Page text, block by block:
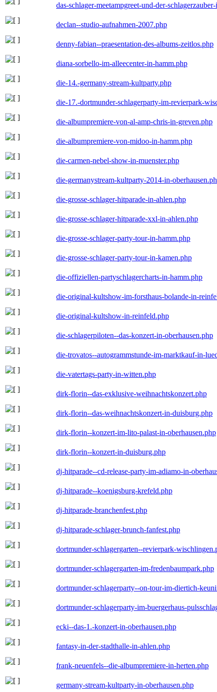
das-schlager-meetampgreet-und-der-
declan--studio-aufnahmen-2007.php
denny-fabian--praesentation-des-albums-zeitlos.php
diana-sorbello-im-alleecenter-in-hamm.php
die-14.-germany-stream-kultparty.php
die-17.-dortmunder-schlagerparty-im-revierpark-
die-albumpremiere-von-al-amp-chris-in-greven.php
die-albumpremiere-von-midoo-in-hamm.php
die-carmen-nebel-show-in-muenster.php
die-germanystream-kultparty-2014-in-
die-grosse-schlager-hitparade-in-ahlen.php
die-grosse-schlager-hitparade-xxl-in-ahlen.php
die-grosse-schlager-party-tour-in-hamm.php
die-grosse-schlager-party-tour-in-kamen.php
die-offiziellen-partyschlagercharts-in-hamm.php
die-original-kultshow-im-forsthaus-bolande-in-
die-original-kultshow-in-reinfeld.php
die-schlagerpiloten--das-konzert-in-oberhausen.php
die-trovatos--autogrammstunde-im-marktkauf-in-
die-vatertags-party-in-witten.php
dirk-florin--das-exklusive-weihnachtskonzert.php
dirk-florin--das-weihnachtskonzert-in-duisburg.php
dirk-florin--konzert-im-lito-palast-in-oberhausen.php
dirk-florin--konzert-in-duisburg.php
dj-hitparade--cd-release-party-im-adiamo-in-
dj-hitparade--koenigsburg-krefeld.php
dj-hitparade-branchenfest.php
dj-hitparade-schlager-brunch-fanfest.php
dortmunder-schlagergarten--revierpark-
dortmunder-schlagergarten-im-fredenbaumpark.php
dortmunder-schlagerparty--on-tour-im-diertich-
dortmunder-schlagerparty-im-buergerhaus-
ecki--das-1.-konzert-in-oberhausen.php
fantasy-in-der-stadthalle-in-ahlen.php
frank-neuenfels--die-albumpremiere-in-herten.php
germany-stream-kultparty-in-oberhausen.php